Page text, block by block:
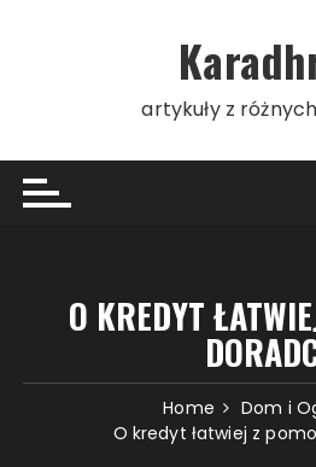
artykuły z
O KREDYT
Home
Dom i
O kredyt łatwiej z